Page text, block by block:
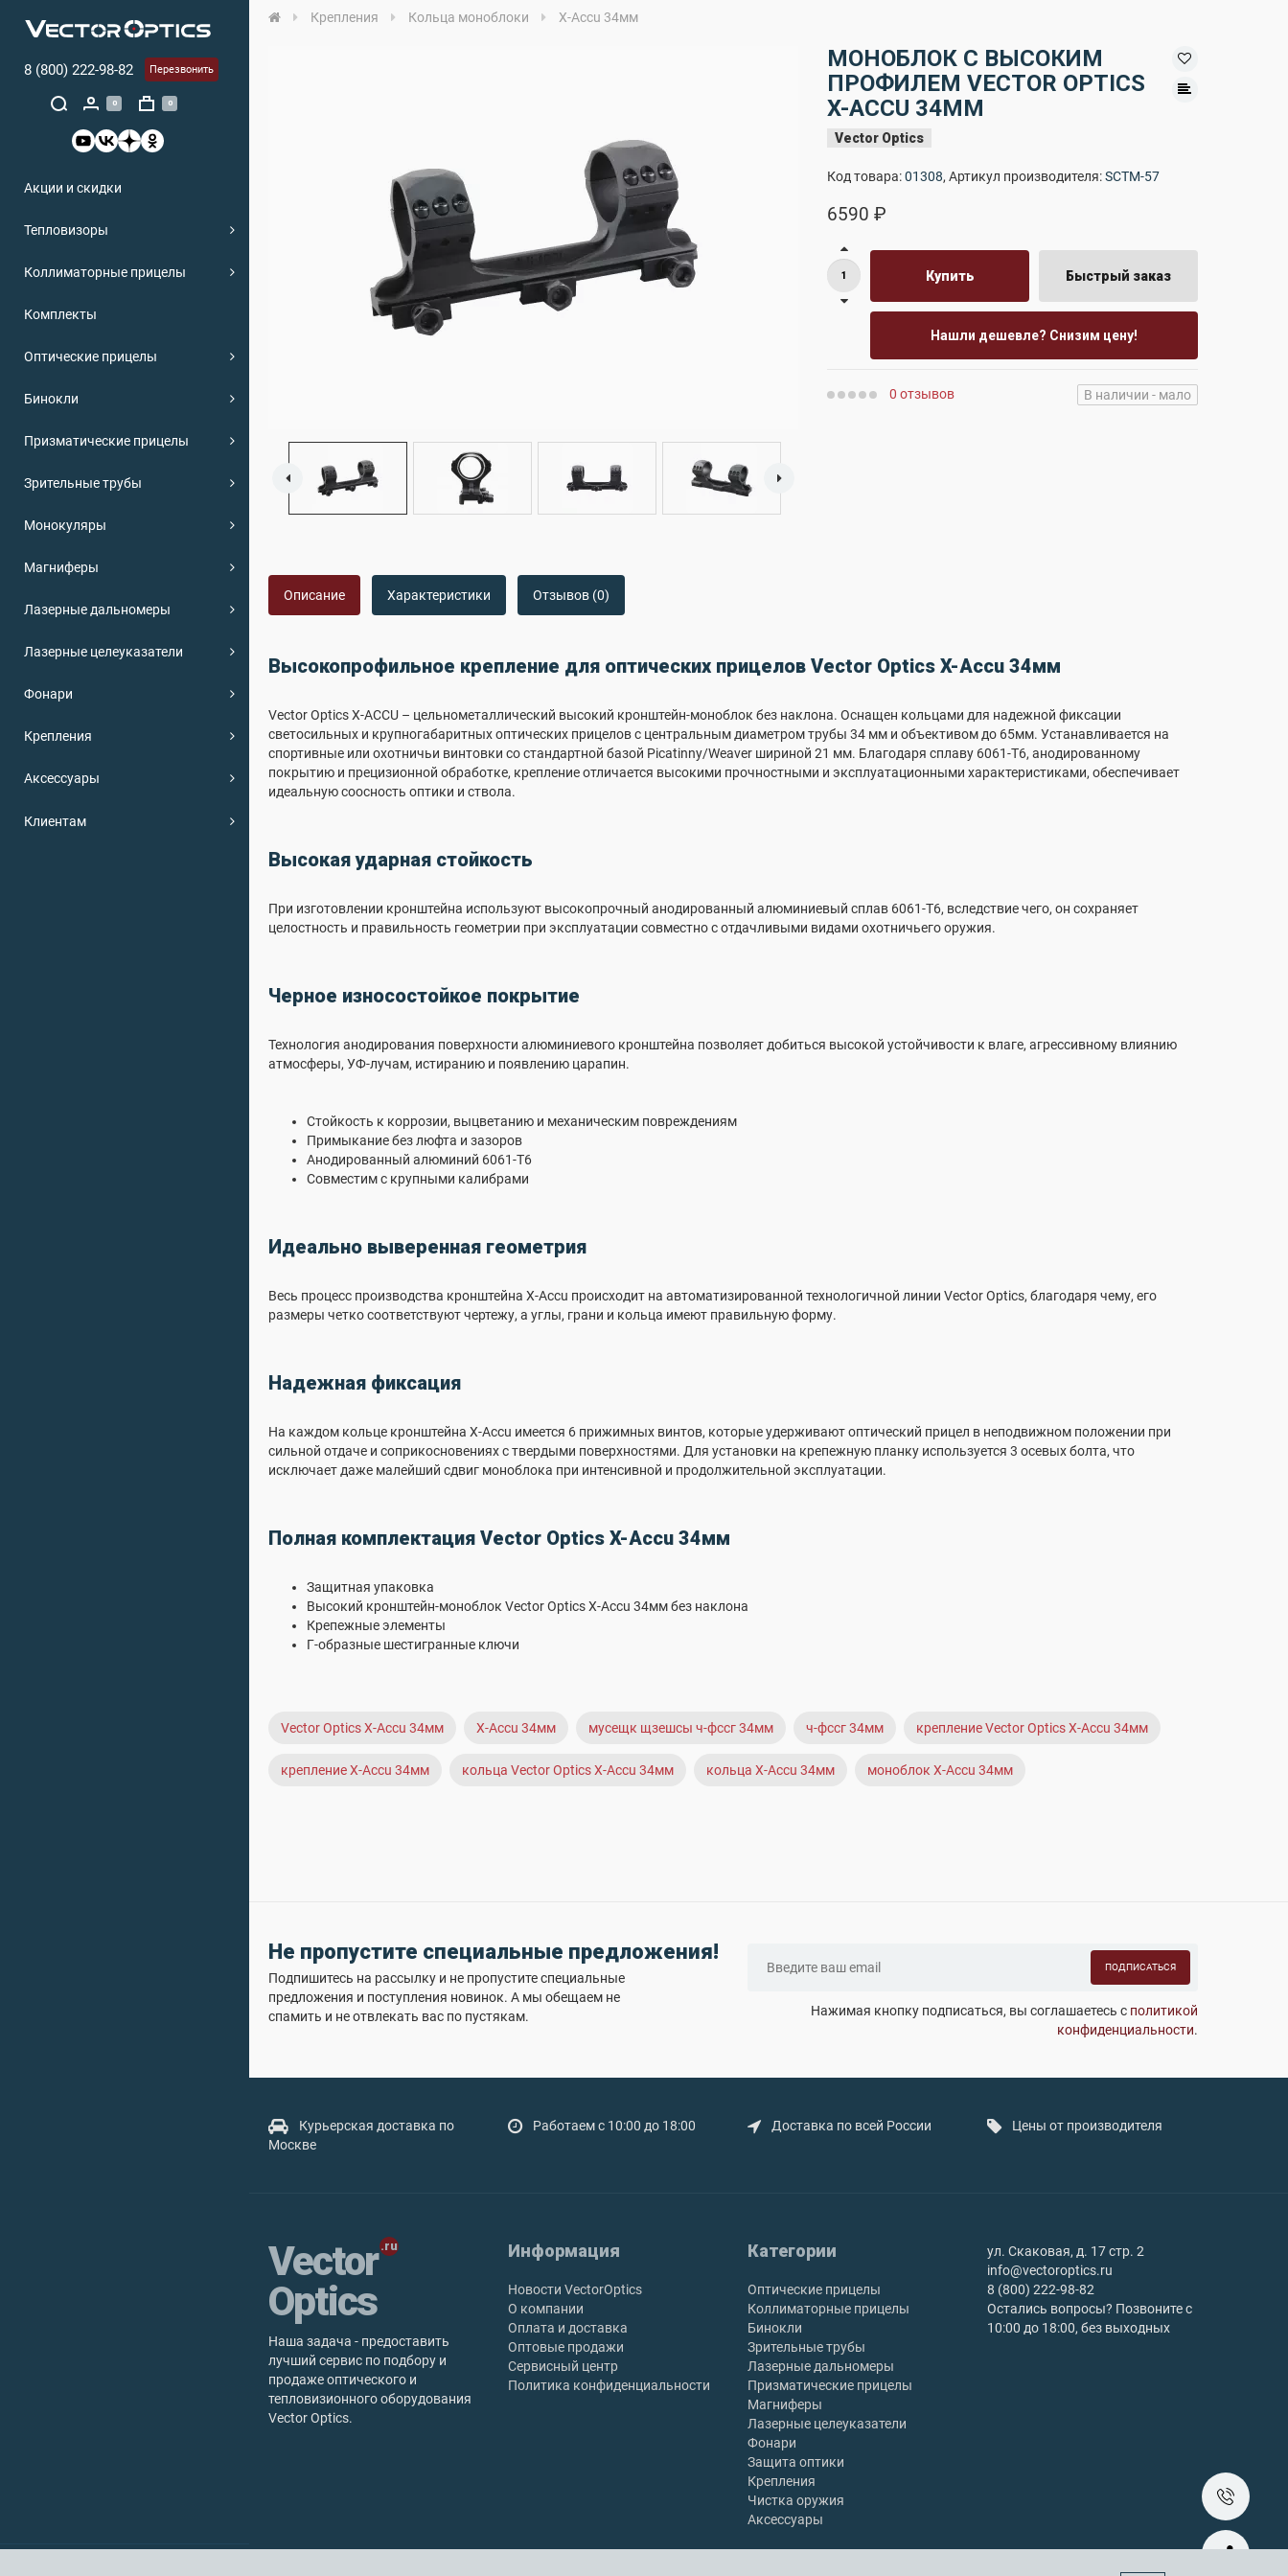
8 (800) 222-98-82 Перезвонить
0 0
Акции и скидки
Тепловизоры
Коллиматорные прицелы
Комплекты
Оптические прицелы
Бинокли
Призматические прицелы
Зрительные трубы
Монокуляры
Магниферы
Лазерные дальномеры
Лазерные целеуказатели
Фонари
Крепления
Аксессуары
Клиентам
Крепления Кольца моноблоки X-Accu 34мм
МОНОБЛОК С ВЫСОКИМ
ПРОФИЛЕМ VECTOR OPTICS
X-ACCU 34ММ
Vector Optics
Код товара:01308, Артикул производителя:SCTM-57
6590 ₽
Купить Быстрый заказ
Нашли дешевле? Снизим цену!
0 отзывов В наличии - мало
Описание Характеристики Отзывов (0)
Высокопрофильное крепление для оптических прицелов Vector Optics X-Accu 34мм
Vector Optics X-ACCU – цельнометаллический высокий кронштейн-моноблок без наклона. Оснащен кольцами для надежной фиксации
светосильных и крупногабаритных оптических прицелов с центральным диаметром трубы 34 мм и объективом до 65мм. Устанавливается на
спортивные или охотничьи винтовки со стандартной базой Picatinny/Weaver шириной 21 мм. Благодаря сплаву 6061-Т6, анодированному
покрытию и прецизионной обработке, крепление отличается высокими прочностными и эксплуатационными характеристиками, обеспечивает
идеальную соосность оптики и ствола.
Высокая ударная стойкость
При изготовлении кронштейна используют высокопрочный анодированный алюминиевый сплав 6061-Т6, вследствие чего, он сохраняет
целостность и правильность геометрии при эксплуатации совместно с отдачливыми видами охотничьего оружия.
Черное износостойкое покрытие
Технология анодирования поверхности алюминиевого кронштейна позволяет добиться высокой устойчивости к влаге, агрессивному влиянию
атмосферы, УФ-лучам, истиранию и появлению царапин.
Стойкость к коррозии, выцветанию и механическим повреждениям
Примыкание без люфта и зазоров
Анодированный алюминий 6061-Т6
Совместим с крупными калибрами
Идеально выверенная геометрия
Весь процесс производства кронштейна X-Accu происходит на автоматизированной технологичной линии Vector Optics, благодаря чему, его
размеры четко соответствуют чертежу, а углы, грани и кольца имеют правильную форму.
Надежная фиксация
На каждом кольце кронштейна X-Accu имеется 6 прижимных винтов, которые удерживают оптический прицел в неподвижном положении при
сильной отдаче и соприкосновениях с твердыми поверхностями. Для установки на крепежную планку используется 3 осевых болта, что
исключает даже малейший сдвиг моноблока при интенсивной и продолжительной эксплуатации.
Полная комплектация Vector Optics X-Accu 34мм
Защитная упаковка
Высокий кронштейн-моноблок Vector Optics X-Accu 34мм без наклона
Крепежные элементы
Г-образные шестигранные ключи
Vector Optics X-Accu 34мм X-Accu 34мм мусещк щзешсы ч-фссг 34мм ч-фссг 34мм крепление Vector Optics X-Accu 34мм
крепление X-Accu 34мм кольца Vector Optics X-Accu 34мм кольца X-Accu 34мм моноблок X-Accu 34мм
Не пропустите специальные предложения!
Подпишитесь на рассылку и не пропустите специальные
предложения и поступления новинок. А мы обещаем не
спамить и не отвлекать вас по пустякам.
ПОДПИСАТЬСЯ
Нажимая кнопку подписаться, вы соглашаетесь с политикой
конфиденциальности.
Курьерская доставка по
Москве
Работаем с 10:00 до 18:00 Доставка по всей России Цены от производителя
Vector
Optics
Наша задача - предоставить
лучший сервис по подбору и
продаже оптического и
тепловизионного оборудования
Vector Optics.
Информация
Новости VectorOptics
О компании
Оплата и доставка
Оптовые продажи
Сервисный центр
Политика конфиденциальности
Категории
Оптические прицелы
Коллиматорные прицелы
Бинокли
Зрительные трубы
Лазерные дальномеры
Призматические прицелы
Магниферы
Лазерные целеуказатели
Фонари
Защита оптики
Крепления
Чистка оружия
Аксессуары
ул. Скаковая, д. 17 стр. 2
info@vectoroptics.ru
8 (800) 222-98-82
Остались вопросы? Позвоните с
10:00 до 18:00, без выходных